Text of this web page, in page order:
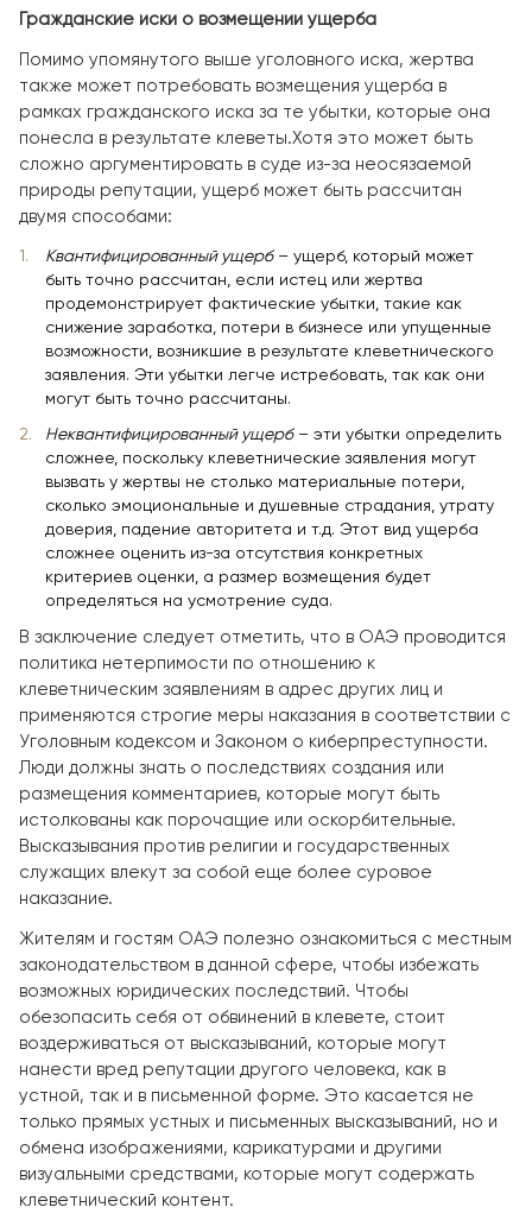
Гражданские иски о возмещении ущерба
Помимо упомянутого выше уголовного иска, жертва
также может потребовать возмещения ущерба в
рамках гражданского иска за те убытки, которые она
понесла в результате клеветы.Хотя это может быть
сложно аргументировать в суде из-за неосязаемой
природы репутации, ущерб может быть рассчитан
двумя способами:
Квантифицированный ущерб– ущерб, который может
быть точно рассчитан, если истец или жертва
продемонстрирует фактические убытки, такие как
снижение заработка, потери в бизнесе или упущенные
возможности, возникшие в результате клеветнического
заявления. Эти убытки легче истребовать, так как они
могут быть точно рассчитаны.
Неквантифицированный ущерб– эти убытки определить
сложнее, поскольку клеветнические заявления могут
вызвать у жертвы не столько материальные потери,
сколько эмоциональные и душевные страдания, утрату
доверия, падение авторитета и т.д. Этот вид ущерба
сложнее оценить из-за отсутствия конкретных
критериев оценки, а размер возмещения будет
определяться на усмотрение суда.
В заключение следует отметить, что в ОАЭ проводится
политика нетерпимости по отношению к
клеветническим заявлениям в адрес других лиц и
применяются строгие меры наказания в соответствии с
Уголовным кодексом и Законом о киберпреступности.
Люди должны знать о последствиях создания или
размещения комментариев, которые могут быть
истолкованы как порочащие или оскорбительные.
Высказывания против религии и государственных
служащих влекут за собой еще более суровое
наказание.
Жителям и гостям ОАЭ полезно ознакомиться с местным
законодательством в данной сфере, чтобы избежать
возможных юридических последствий. Чтобы
обезопасить себя от обвинений в клевете, стоит
воздерживаться от высказываний, которые могут
нанести вред репутации другого человека, как в
устной, так и в письменной форме. Это касается не
только прямых устных и письменных высказываний, но и
обмена изображениями, карикатурами и другими
визуальными средствами, которые могут содержать
клеветнический контент.